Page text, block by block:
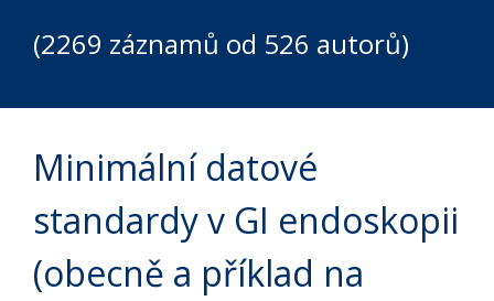
(2269 záznamů od 526 autorů)
Minimální datové
standardy v GI endoskopii
(obecně a příklad na